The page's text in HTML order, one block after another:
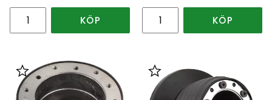
KÖP KÖP
Lägg till i favoriter Lägg till i favoriter